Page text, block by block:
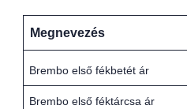
Megnevezés
Brembo első fékbetét ár
Brembo első féktárcsa ár